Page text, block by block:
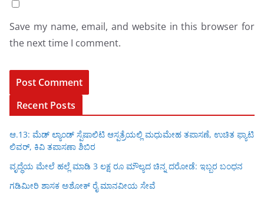
Save my name, email, and website in this browser for
the next time I comment.
Recent Posts
ಆ.13: ಮೆಡ್ ಲ್ಯಾಂಡ್ ಸ್ಪೆಷಾಲಿಟಿ ಆಸ್ಪತ್ರೆಯಲ್ಲಿ ಮಧುಮೇಹ ತಪಾಸಣೆ, ಉಚಿತ ಫ್ಯಾಟಿ
ಲಿವರ್, ಕಿವಿ ತಪಾಸಣಾ ಶಿಬಿರ
ವೃದ್ಧೆಯ ಮೇಲೆ ಹಲ್ಲೆ ಮಾಡಿ 3 ಲಕ್ಷ ರೂ ಮೌಲ್ಯದ ಚಿನ್ನ ದರೋಡೆ: ಇಬ್ಬರ ಬಂಧನ
ಗಡಿಮೀರಿ ಶಾಸಕ ಅಶೋಕ್ ರೈ ಮಾನವೀಯ ಸೇವೆ